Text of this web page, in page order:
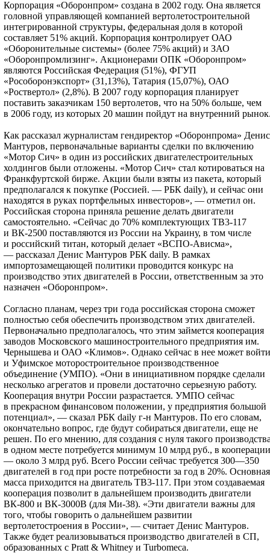
Корпорация «Оборонпром» создана в 2002 году. Она является
головной управляющей компанией вертолетостроительной
интегрированной структуры, федеральная доля в которой
составляет 51% акций. Корпорация контролирует ОАО
«Оборонительные системы» (более 75% акций) и ЗАО
«Оборонпромлизинг». Акционерами ОПК «Оборонпром»
являются Российская Федерация (51%), ФГУП
«Рособоронэкспорт» (31,13%), Татария (15,07%), ОАО
«Роствертол» (2,8%). В 2007 году корпорация планирует
поставить заказчикам 150 вертолетов, что на 50% больше, чем
в 2006 году, из которых 20 машин пойдут на внутренний
Как рассказал журналистам гендиректор «Оборонпрома» Денис
Мантуров, первоначальные варианты сделки по включению
«Мотор Сич» в один из российских двигателестроительных
холдингов были отложены. «Мотор Сич» стал котироваться на
Франкфуртской бирже. Акции были взяты из пакета, который
предполагался к покупке (Россией. — РБК daily), и сейчас они
находятся в руках портфельных инвесторов», — отметил он.
Российская сторона приняла решение делать двигатели
самостоятельно. «Сейчас до 70% комплектующих ТВ3-117
и ВК-2500 по­ставляются из России на Украину, в том числе
и российский титан, который делает «ВСПО-Ависма»,
— рассказал Денис Мантуров РБК daily. В рамках
импортозамещающей политики проводится конкурс на
производст­во этих двигателей в России, ответственным за это
назначен «Оборонпром».
Согласно планам, через три года россий­ская сторона сможет
полностью себя обеспечить производством этих двигателей.
Первоначально предполагалось, что этим займется кооперация
заводов Московского машиностроительного предприятия им.
Чернышева и ОАО «Климов». Однако сейчас в нее может войти
и Уфимское моторостроительное производственное
объединение (УМПО). «Они в инициативном порядке сделали
несколько агрегатов и провели достаточно серьезную работу.
Кооперация внутри России разрастается. УМПО сейчас
в прекрасном финансовом положении, у предприятия большой
потенциал», — сказал РБК daily г-н Мантуров. По его словам,
окончательно вопрос, где будут собираться двигатели, еще не
решен. По его мнению, для создания с нуля такого
в одном месте потребуется минимум 10 млрд руб., в кооперации
— около 3 млрд руб. Всего России сейчас требуется 300—350
двигателей в год при росте потребности за год в 20%. Основная
масса приходится на двигатель ТВ3-117. При этом создаваемая
кооперация позволит в дальнейшем производить двигатели
ВК-800 и ВК-3000В (для Ми-38). «Эти двигатели важны для
того, чтобы говорить о дальнейшем развитии
вертолетостроения в России», — считает Денис Мантуров.
Также будет реализовываться производство двигателей в СП,
образованных с Pratt & Whitney и Turbomeca.